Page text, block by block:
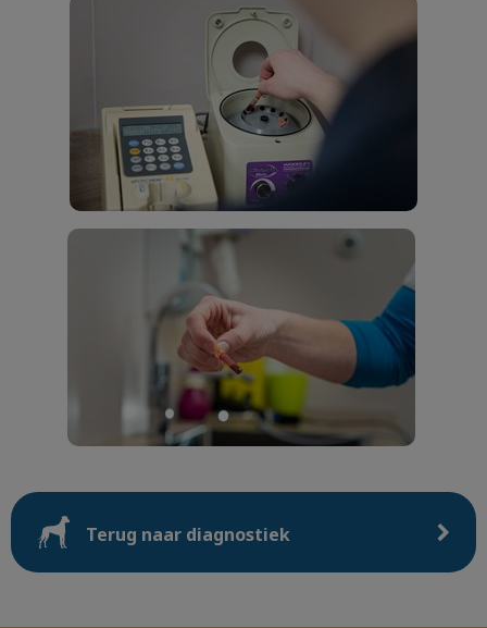
Terug naar diagnostiek